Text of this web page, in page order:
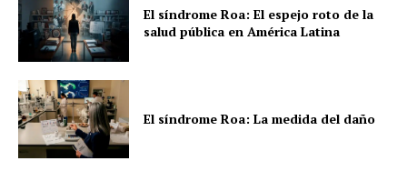
El síndrome Roa: El espejo roto de la
salud pública en América Latina
El síndrome Roa: La medida del daño